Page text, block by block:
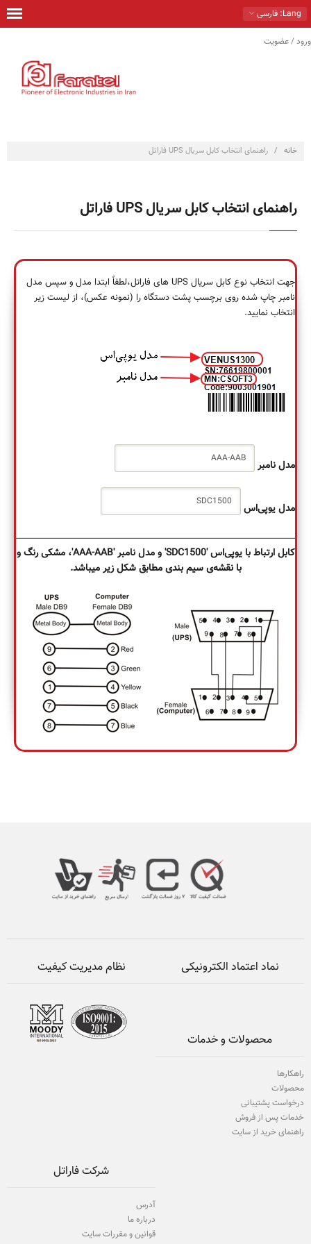
Lang: فارسی
ورود / عضویت
خانه
فروشگاه
خانه / راهنمای انتخاب کابل سریال UPS فاراتل
راهنمای انتخاب کابل سریال UPS فاراتل
جهت انتخاب نوع کابل سریال UPS های فاراتل،لطفاً ابتدا مدل و سپس مدل
نامبر چاپ شده روی برچسب پشت دستگاه را (نمونه عکس)، از لیست زیر
انتخاب نمایید.
مدل نامبر
مدل یوپی‌اس
کابل ارتباط با یوپی‌اس 'SDC1500' و مدل نامبر 'AAA-AAB'، مشکی رنگ و
با نقشه‌ی سیم بندی مطابق شکل زیر می‏باشد.
نظام مدیریت کیفیت نماد اعتماد الکترونیکی
محصولات و خدمات
راهکارها
محصولات
درخواست پشتیبانی
خدمات پس از فروش
راهنمای خرید از سایت
شرکت فاراتل
آدرس
درباره ما
قوانین و مقررات سایت